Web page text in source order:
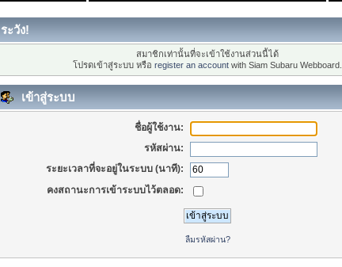
ระวัง!
สมาชิกเท่านั้นที่จะเข้าใช้งานส่วนนี้ได้
โปรดเข้าสู่ระบบ หรือ register an account with Siam Subaru Webboard.
เข้าสู่ระบบ
ชื่อผู้ใช้งาน:
รหัสผ่าน:
ระยะเวลาที่จะอยู่ในระบบ (นาที):
คงสถานะการเข้าระบบไว้ตลอด:
ลืมรหัสผ่าน?